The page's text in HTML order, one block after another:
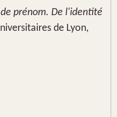
prénom. De l'identité
de Lyon,